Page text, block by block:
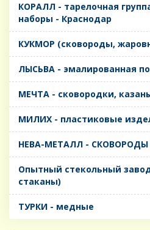
КОРАЛЛ - тарелочная
наборы - Краснодар
КУКМОР (сковороды,
ЛЫСЬВА - эмалированная
МЕЧТА - сковородки,
МИЛИХ - пластиковые
НЕВА-МЕТАЛЛ - СКОВОРОДЫ
Опытный стекольный
стаканы)
ТУРКИ - медные